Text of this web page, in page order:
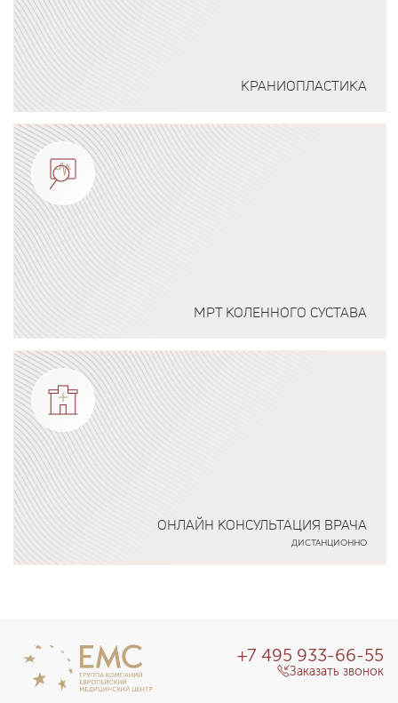
КРАНИОПЛАСТИКА
Подробнее о программе
МРТ КОЛЕННОГО СУСТАВА
Подробнее о программе
ОНЛАЙН КОНСУЛЬТАЦИЯ ВРАЧА
ДИСТАНЦИОННО
+7 495 933-66-55
Заказать звонок